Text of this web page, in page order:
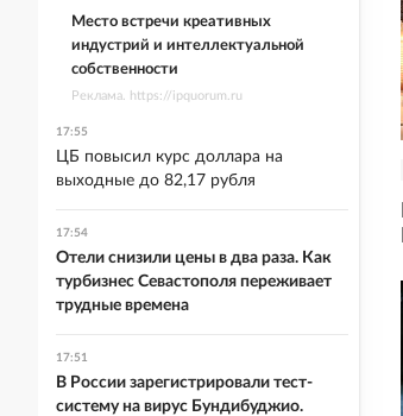
Место встречи креативных
индустрий и интеллектуальной
собственности
Реклама. https://ipquorum.ru
17:55
ЦБ повысил курс доллара на
выходные до 82,17 рубля
17:54
Отели снизили цены в два раза. Как
турбизнес Севастополя переживает
трудные времена
17:51
В России зарегистрировали тест-
систему на вирус Бундибуджио.